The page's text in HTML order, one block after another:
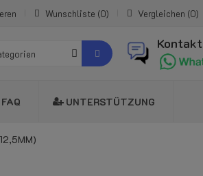
Wunschliste 0 Vergleichen 0
Kontakt
FAQ UNTERSTÜTZUNG